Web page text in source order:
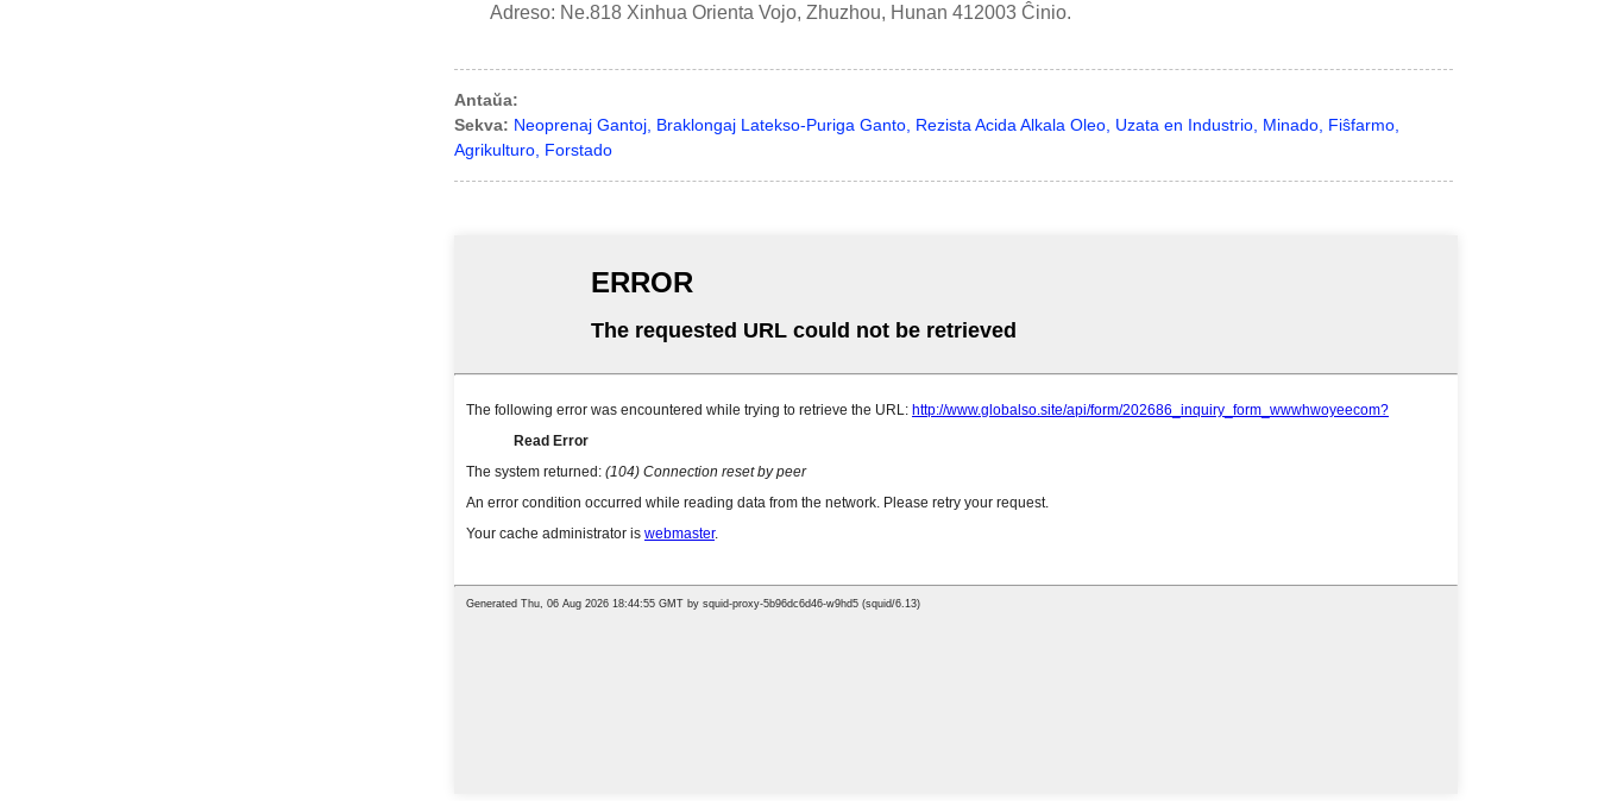
Adreso: Ne.818 Xinhua Orienta Vojo, Zhuzhou, Hunan 412003 Ĉinio.
Antaŭa:
Sekva: Neoprenaj Gantoj, Braklongaj Latekso-Puriga Ganto, Rezista Acida Alkala Oleo, Uzata en Industrio, Minado, Fiŝfarmo,
Agrikulturo, Forstado